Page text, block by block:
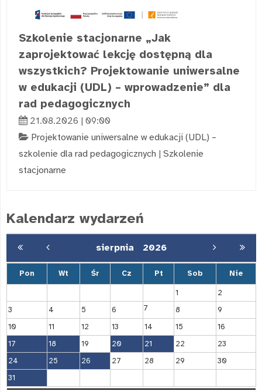
Szkolenie stacjonarne „Jak
zaprojektować lekcję dostępną dla
wszystkich? Projektowanie uniwersalne
w edukacji (UDL) – wprowadzenie” dla
rad pedagogicznych
21.08.2026 | 09:00
Projektowanie uniwersalne w edukacji (UDL) –
szkolenie dla rad pedagogicznych | Szkolenie
stacjonarne
Kalendarz wydarzeń
sierpnia 2026
Pon Wt Śr Cz Pt Sob Nie
1
2
3
4 5 6 7 8
9
10
11 12 13 14 15
16
17
18 19 20 21 22
23
24
25 26 27 28 29
30
31